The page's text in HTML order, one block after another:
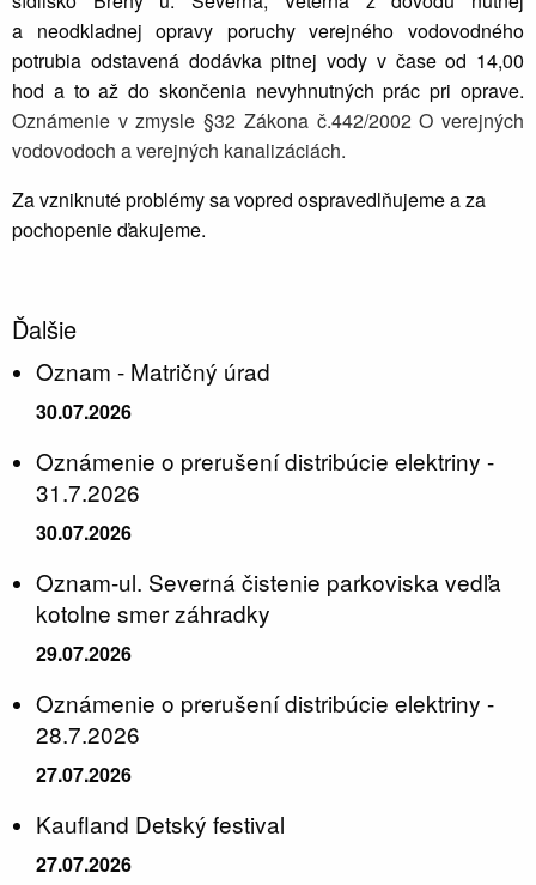
a neodkladnej opravy poruchy verejného vodovodného
potrubia odstavená dodávka pitnej vody v čase od 14,00
hod a to až do skončenia nevyhnutných prác pri oprave.
Oznámenie v zmysle §32 Zákona č.442/2002 O verejných
vodovodoch a verejných kanalizáciách.
Za vzniknuté problémy sa vopred ospravedlňujeme a za
pochopenie ďakujeme.
Ďalšie
Oznam - Matričný úrad
30.07.2026
Oznámenie o prerušení distribúcie elektriny -
31.7.2026
30.07.2026
Oznam-ul. Severná čistenie parkoviska vedľa
kotolne smer záhradky
29.07.2026
Oznámenie o prerušení distribúcie elektriny -
28.7.2026
27.07.2026
Kaufland Detský festival
27.07.2026